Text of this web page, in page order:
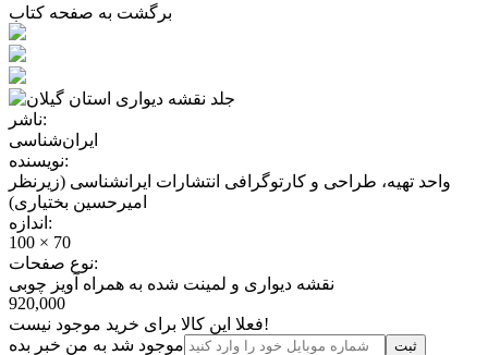
برگشت به صفحه کتاب
ناشر:
ایران‌شناسی
نویسنده:
واحد تهیه، طراحی و کارتوگرافی انتشارات ایرانشناسی (زیرنظر
امیرحسین بختیاری)
اندازه:
100 × 70
نوع صفحات:
نقشه دیواری و لمینت شده به همراه آویز چوبی
920,000
فعلا این کالا برای خرید موجود نیست!
موجود شد به من خبر بده
ثبت‌